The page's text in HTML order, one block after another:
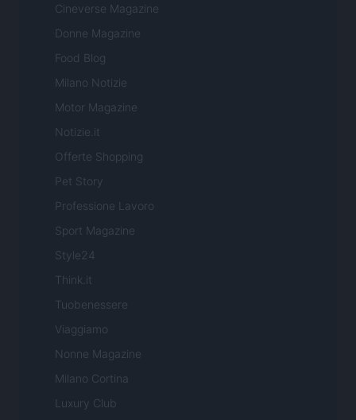
Cineverse Magazine
Donne Magazine
Food Blog
Milano Notizie
Motor Magazine
Notizie.it
Offerte Shopping
Pet Story
Professione Lavoro
Sport Magazine
Style24
Think.it
Tuobenessere
Viaggiamo
Nonne Magazine
Milano Cortina
Luxury Club